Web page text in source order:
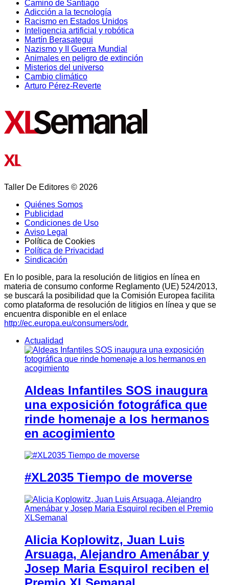
Camino de Santiago
Adicción a la tecnología
Racismo en Estados Unidos
Inteligencia artificial y robótica
Martín Berasategui
Nazismo y II Guerra Mundial
Animales en peligro de extinción
Misterios del universo
Cambio climático
Arturo Pérez-Reverte
Taller De Editores © 2026
Quiénes Somos
Publicidad
Condiciones de Uso
Aviso Legal
Política de Cookies
Política de Privacidad
Sindicación
En lo posible, para la resolución de litigios en línea en
materia de consumo conforme Reglamento (UE) 524/2013,
se buscará la posibilidad que la Comisión Europea facilita
como plataforma de resolución de litigios en línea y que se
encuentra disponible en el enlace
http://ec.europa.eu/consumers/odr.
Actualidad
Aldeas Infantiles SOS inaugura
una exposición fotográfica que
rinde homenaje a los hermanos
en acogimiento
#XL2035 Tiempo de moverse
Alicia Koplowitz, Juan Luis
Arsuaga, Alejandro Amenábar y
Josep Maria Esquirol reciben el